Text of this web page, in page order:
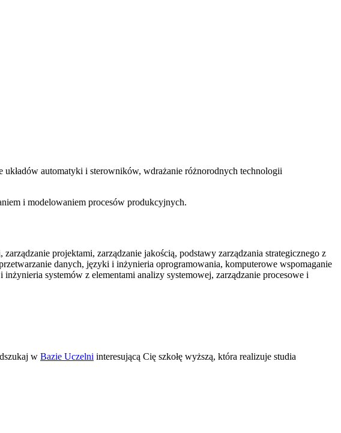
automatyki i sterowników, wdrażanie różnorodnych technologii
i modelowaniem procesów produkcyjnych.
projektami, zarządzanie jakością, podstawy zarządzania strategicznego z
danych, języki i inżynieria oprogramowania, komputerowe wspomaganie
systemów z elementami analizy systemowej, zarządzanie procesowe i
w Bazie Uczelni interesującą Cię szkołę wyższą, która realizuje studia